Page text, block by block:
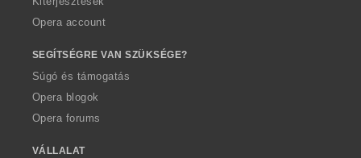
Opera account
SEGÍTSÉGRE VAN SZÜKSÉGE?
Súgó és támogatás
Opera blogok
Opera forums
VÁLLALAT